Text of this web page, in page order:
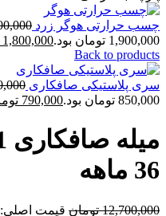
چسب حرارتی هوگر زرد
1,900,000 تومان بود.
1,800,000
Back to products
سری پلاستیکی صافکاری M.A.T
850,000 تومان بود.
790,000
36 ماهه
12,700,000 تومان